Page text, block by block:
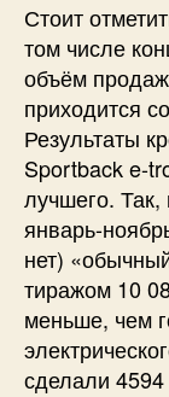
Стоит
том числе
объём
приходится
Результаты
Sportback e-
лучшего.
январь-
нет)
тиражом 10
меньше, чем
сделали